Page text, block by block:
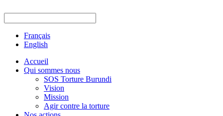
Français
English
Accueil
Qui sommes nous
SOS Torture Burundi
Vision
Mission
Agir contre la torture